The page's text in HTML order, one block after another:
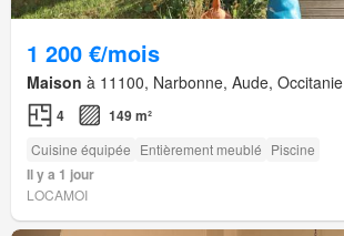
1 200 €/mois
Maison à 11100, Narbonne, Aude, Occitanie
4 149 m²
Cuisine équipée Entièrement meublé Piscine
Il y a 1 jour
LOCAMOI